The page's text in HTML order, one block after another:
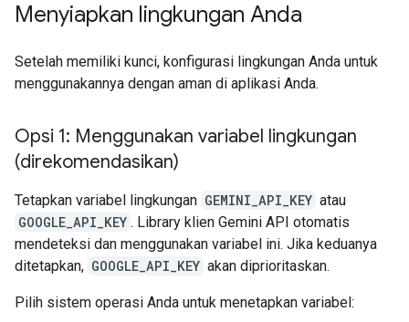
Menyiapkan lingkungan Anda
Setelah memiliki kunci, konfigurasi lingkungan Anda untuk
menggunakannya dengan aman di aplikasi Anda.
Opsi 1: Menggunakan variabel lingkungan
(direkomendasikan)
Tetapkan variabel lingkungan GEMINI_API_KEY atau
GOOGLE_API_KEY . Library klien Gemini API otomatis
mendeteksi dan menggunakan variabel ini. Jika keduanya
ditetapkan, GOOGLE_API_KEY akan diprioritaskan.
Pilih sistem operasi Anda untuk menetapkan variabel: